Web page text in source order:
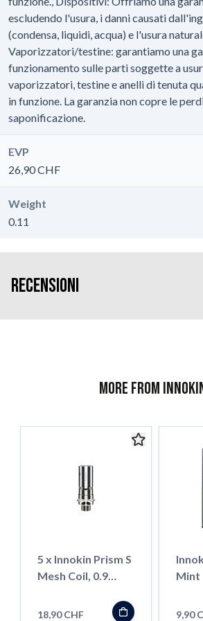
escludendo l'usura, i danni causati
(condensa, liquidi, acqua) e l'usura
Vaporizzatori/testine: garantiamo una
funzionamento sulle parti soggette a
vaporizzatori, testine e anelli di tenuta
in funzione. La garanzia non copre le
saponificazione.
EVP
26,90 CHF
Weight
0.11
Recensioni
More from
5 x Innokin Prism S
Mesh Coil, 0.9
18,90 CHF
Mint
9,90